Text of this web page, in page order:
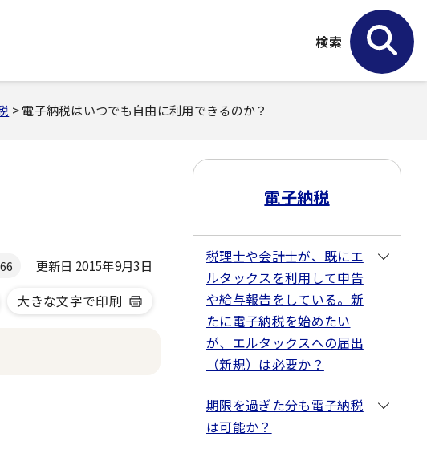
検索
> 電子納税はいつでも自由に利用できるのか？
更新日 2015年9月3日
大きな文字で印刷
電子納税
税理士や会計士が、既にエ
ルタックスを利用して申告
や給与報告をしている。新
たに電子納税を始めたい
が、エルタックスへの届出
（新規）は必要か？
期限を過ぎた分も電子納税
は可能か？